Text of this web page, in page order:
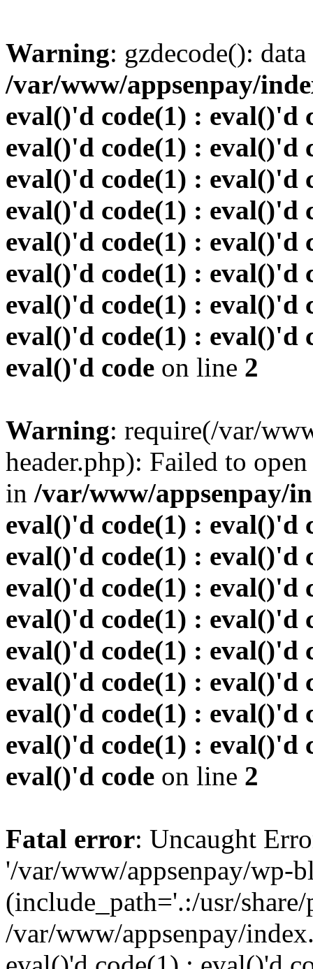
Warning: gzdecode():
/var/www/appsenpay/
eval()'d code(1) : eval()'d
eval()'d code(1) : eval()'d
eval()'d code(1) : eval()'d
eval()'d code(1) : eval()'d
eval()'d code(1) : eval()'d
eval()'d code(1) : eval()'d
eval()'d code(1) : eval()'d
eval()'d code(1) : eval()'d
eval()'d code on line 2
Warning: require(/var/
header.php): Failed to
in /var/www/appsenpay/
eval()'d code(1) : eval()'d
eval()'d code(1) : eval()'d
eval()'d code(1) : eval()'d
eval()'d code(1) : eval()'d
eval()'d code(1) : eval()'d
eval()'d code(1) : eval()'d
eval()'d code(1) : eval()'d
eval()'d code(1) : eval()'d
eval()'d code on line 2
Fatal error: Uncaught
'/var/www/appsenpay/wp-
(include_path='.:/usr/
/var/www/appsenpay/